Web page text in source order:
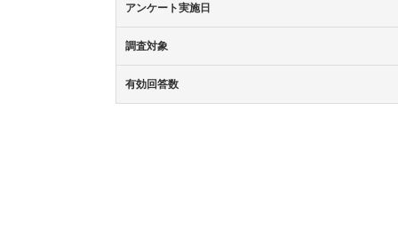
アンケート実施日
調査対象
有効回答数